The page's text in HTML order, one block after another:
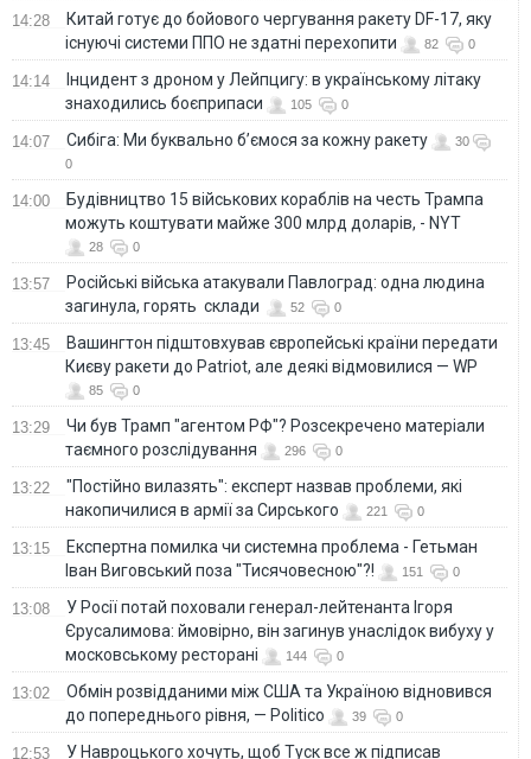
14:28
Китай готує до бойового чергування ракету DF-17, яку
існуючі системи ППО не здатні перехопити
82 0
14:14
Інцидент з дроном у Лейпцигу: в українському літаку
знаходились боєприпаси
105 0
14:07 Сибіга: Ми буквально б’ємося за кожну ракету
30
0
14:00
Будівництво 15 військових кораблів на честь Трампа
можуть коштувати майже 300 млрд доларів, - NYT
28 0
13:57
Російські війська атакували Павлоград: одна людина
загинула, горять склади
52 0
13:45
Вашингтон підштовхував європейські країни передати
Києву ракети до Patriot, але деякі відмовилися — WP
85 0
13:29
Чи був Трамп "агентом РФ"? Розсекречено матеріали
таємного розслідування
296 0
13:22
"Постійно вилазять": експерт назвав проблеми, які
накопичилися в армії за Сирського
221 0
13:15
Eкспертна помилка чи системна проблема - Гетьман
Іван Виговський поза "Тисячовесною"?!
151 0
13:08
У Росії потай поховали генерал-лейтенанта Ігоря
Єрусалимова: ймовірно, він загинув унаслідок вибуху у
московському ресторані
144 0
13:02
Обмін розвідданими між США та Україною відновився
до попереднього рівня, — Politico
39 0
12:53 У Навроцького хочуть, щоб Туск все ж підписав